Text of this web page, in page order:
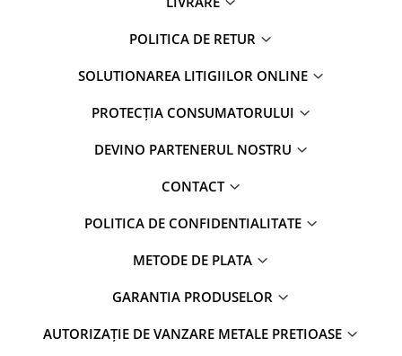
POLITICA DE RETUR
SOLUTIONAREA LITIGIILOR ONLINE
PROTECȚIA CONSUMATORULUI
DEVINO PARTENERUL NOSTRU
CONTACT
POLITICA DE CONFIDENTIALITATE
METODE DE PLATA
GARANTIA PRODUSELOR
AUTORIZAȚIE DE VANZARE METALE PRETIOASE